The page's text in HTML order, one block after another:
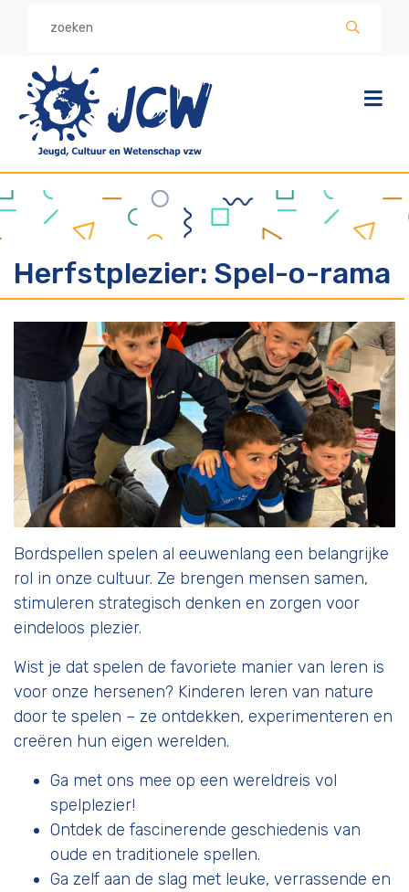
inhoud
Herfstplezier: Spel-o-rama
Bordspellen spelen al eeuwenlang een belangrijke
rol in onze cultuur. Ze brengen mensen samen,
stimuleren strategisch denken en zorgen voor
eindeloos plezier.
Wist je dat spelen de favoriete manier van leren is
voor onze hersenen? Kinderen leren van nature
door te spelen – ze ontdekken, experimenteren en
creëren hun eigen werelden.
Ga met ons mee op een wereldreis vol
spelplezier!
Ontdek de fascinerende geschiedenis van
oude en traditionele spellen.
Ga zelf aan de slag met leuke, verrassende en